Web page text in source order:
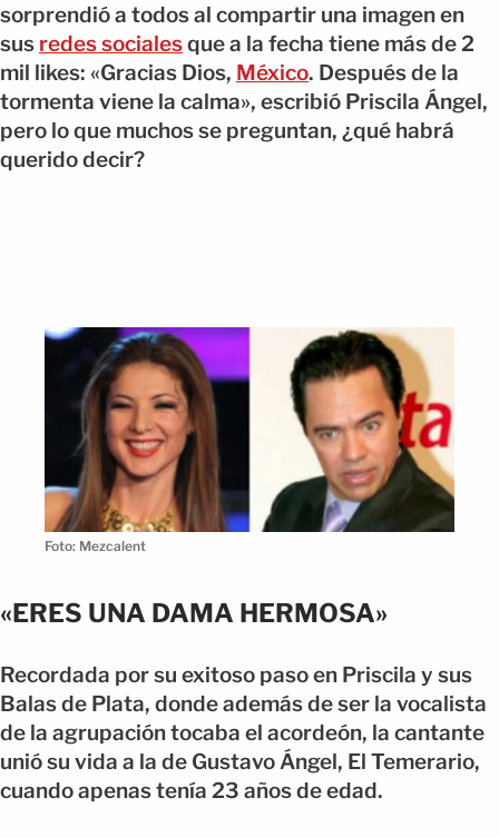
sorprendió a todos al compartir una imagen en
sus redes socialesque a la fecha tiene más de 2
mil likes: «Gracias Dios, México. Después de la
tormenta viene la calma», escribió Priscila Ángel,
pero lo que muchos se preguntan, ¿qué habrá
querido decir?
Foto: Mezcalent
«ERES UNA DAMA HERMOSA»
Recordada por su exitoso paso en Priscila y sus
Balas de Plata, donde además de ser la vocalista
de la agrupación tocaba el acordeón, la cantante
unió su vida a la de Gustavo Ángel, El Temerario,
cuando apenas tenía 23 años de edad.